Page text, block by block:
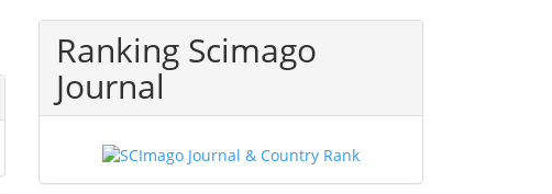
Ranking Scimago
Journal